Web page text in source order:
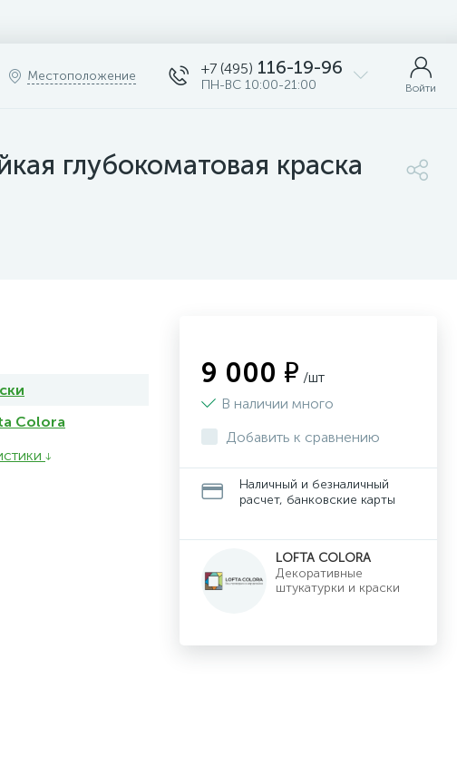
Местоположение +7 (495) 116-19-96
ПН-ВС 10:00-21:00 Войти
глубокоматовая краска
Colora
9 000 ₽ /шт
В наличии много
Добавить к сравнению
Наличный и безналичный
расчет, банковские карты
LOFTA COLORA
Декоративные
штукатурки и краски